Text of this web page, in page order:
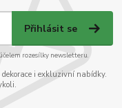
Přihlásit se
rozesílky newsletteru.
i exkluzivní nabídky.